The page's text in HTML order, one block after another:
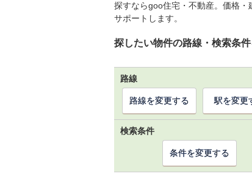
探すならgoo住宅・不動産。価格
サポートします。
探したい物件の路線・検索条
路線
路線を変更する 駅を変更
検索条件
条件を変更する